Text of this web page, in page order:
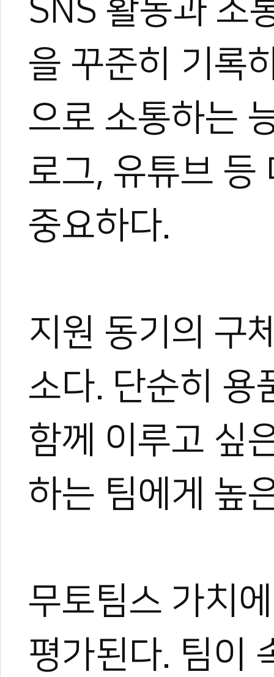
SNS 활동과 소
을 꾸준히 기록
으로 소통하는
로그, 유튜브 등
중요하다.
지원 동기의 구
소다. 단순히 용
함께 이루고 싶
하는 팀에게 높
무토팀스 가치
평가된다. 팀이